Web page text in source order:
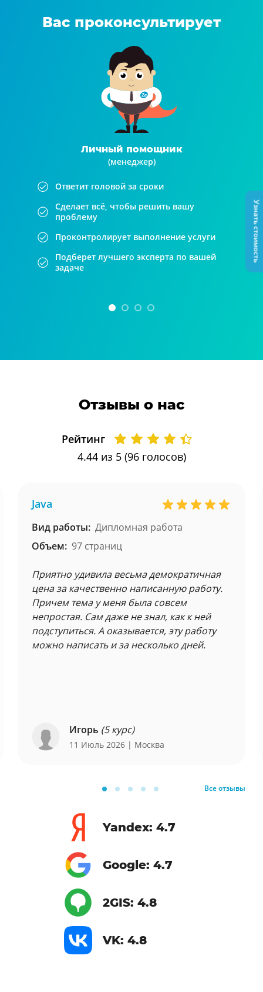
Вас проконсультирует
Личный помощник
(менеджер)
Ответит головой за сроки
Сделает всё, чтобы решить вашу
проблему
Проконтролирует выполнение услуги
Подберет лучшего эксперта по вашей
задаче
Отзывы о нас
Рейтинг
4.44из 5 (96 голосов)
Java
Вид работы: Дипломная работа
Объем: 97 страниц
Приятно удивила весьма демократичная
цена за качественно написанную работу.
Причем тема у меня была совсем
непростая. Сам даже не знал, как к ней
подступиться. А оказывается, эту работу
можно написать и за несколько дней.
Игорь (5 курс)
11 Июль 2026 | Москва
Все отзывы
Yandex: 4.7
Google: 4.7
2GIS: 4.8
VK: 4.8
Узнать стоимость